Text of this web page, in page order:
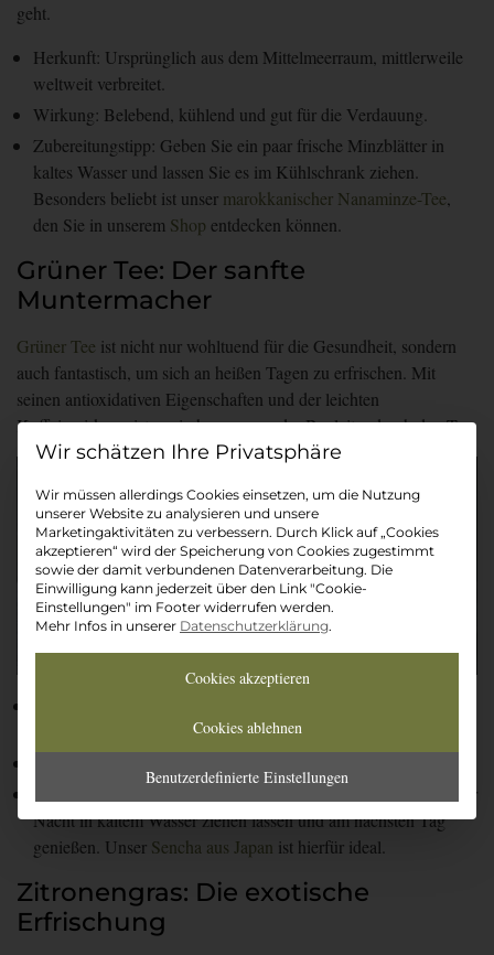
geht.
Herkunft: Ursprünglich aus dem Mittelmeerraum, mittlerweile
weltweit verbreitet.
Wirkung: Belebend, kühlend und gut für die Verdauung.
Zubereitungstipp: Geben Sie ein paar frische Minzblätter in
kaltes Wasser und lassen Sie es im Kühlschrank ziehen.
Besonders beliebt ist unser marokkanischer Nanaminze-Tee,
den Sie in unserem Shop entdecken können.
Grüner Tee: Der sanfte
Muntermacher
Grüner Tee ist nicht nur wohltuend für die Gesundheit, sondern
auch fantastisch, um sich an heißen Tagen zu erfrischen. Mit
seinen antioxidativen Eigenschaften und der leichten
Koffeinwirkung ist er ein hervorragender Begleiter durch den Tag.
Bereiten Sie ihn als Cold Brew zu. Einfach über
Nacht in kaltem Wasser ziehen lassen und am nächsten Tag
genießen. Unser Sencha aus Japan ist hierfür ideal.
Zitronengras: Die exotische
Erfrischung
Datenschutz-Präferenz
Wir müssen allerdings Cookies einsetzen, um die Nutzung
unserer Website zu analysieren und unsere
Marketingaktivitäten zu verbessern. Durch Klick auf „Cookies
akzeptieren“ wird der Speicherung von Cookies zugestimmt
sowie der damit verbundenen Datenverarbeitung. Die
Einwilligung kann jederzeit über den Link "Cookie-
Einstellungen" im Footer widerrufen werden.
Mehr Infos in unserer Datenschutzerklärung.
Cookies akzeptieren
Cookies ablehnen
Benutzerdefinierte Einstellungen